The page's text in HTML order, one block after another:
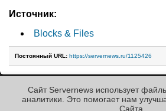
Источник:
Blocks & Files
Постоянный URL: https://servernews.ru/1125426
« Назад к ленте
Сайт Servernews использует
аналитики. Это помогает нам
Cайта.